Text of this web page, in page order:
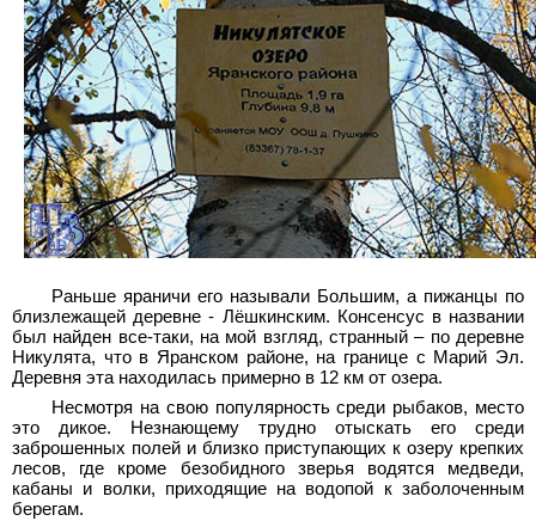
Раньше яраничи его называли Большим, а пижанцы по
близлежащей деревне - Лёшкинским. Консенсус в названии
был найден все-таки, на мой взгляд, странный – по деревне
Никулята, что в Яранском районе, на границе с Марий Эл.
Деревня эта находилась примерно в 12 км от озера.
Несмотря на свою популярность среди рыбаков, место
это дикое. Незнающему трудно отыскать его среди
заброшенных полей и близко приступающих к озеру крепких
лесов, где кроме безобидного зверья водятся медведи,
кабаны и волки, приходящие на водопой к заболоченным
берегам.